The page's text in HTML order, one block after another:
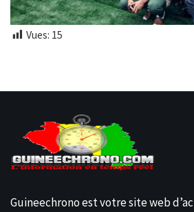
Vues: 15
Guineechrono est votre site web